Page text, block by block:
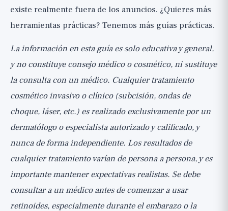
existe realmente fuera de los anuncios. ¿Quieres más
herramientas prácticas? Tenemos más guías prácticas.
La información en esta guía es solo educativa y general,
y no constituye consejo médico o cosmético, ni sustituye
la consulta con un médico. Cualquier tratamiento
cosmético invasivo o clínico (subcisión, ondas de
choque, láser, etc.) es realizado exclusivamente por un
dermatólogo o especialista autorizado y calificado, y
nunca de forma independiente. Los resultados de
cualquier tratamiento varían de persona a persona, y es
importante mantener expectativas realistas. Se debe
consultar a un médico antes de comenzar a usar
retinoides, especialmente durante el embarazo o la